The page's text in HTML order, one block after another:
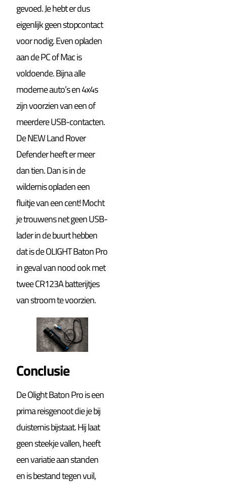
gevoed. Je hebt er dus
eigenlijk geen stopcontact
voor nodig. Even opladen
aan de PC of Mac is
voldoende. Bijna alle
moderne auto’s en 4x4s
zijn voorzien van een of
meerdere USB-contacten.
De NEW Land Rover
Defender heeft er meer
dan tien. Dan is in de
wildernis opladen een
fluitje van een cent! Mocht
je trouwens net geen USB-
lader in de buurt hebben
dat is de OLIGHT Baton Pro
in geval van nood ook met
twee CR123A batterijtjes
van stroom te voorzien.
Conclusie
De Olight Baton Pro is een
prima reisgenoot die je bij
duisternis bijstaat. Hij laat
geen steekje vallen, heeft
een variatie aan standen
en is bestand tegen vuil,